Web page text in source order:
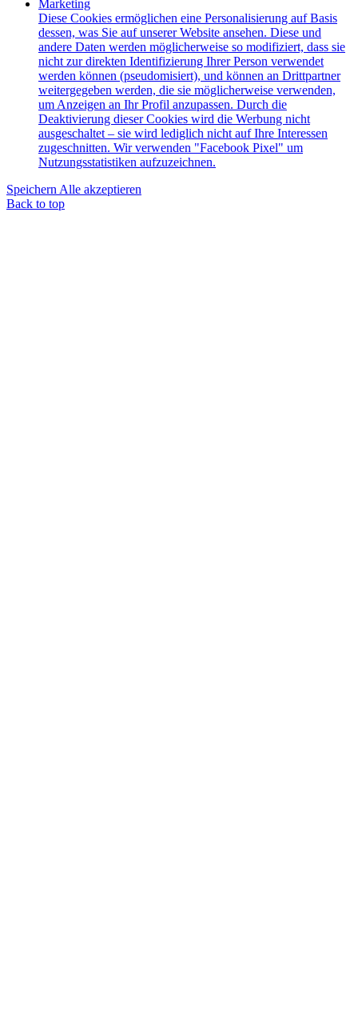
Marketing
Diese Cookies ermöglichen eine Personalisierung auf Basis
dessen, was Sie auf unserer Website ansehen. Diese und
andere Daten werden möglicherweise so modifiziert, dass sie
nicht zur direkten Identifizierung Ihrer Person verwendet
werden können (pseudomisiert), und können an Drittpartner
weitergegeben werden, die sie möglicherweise verwenden,
um Anzeigen an Ihr Profil anzupassen. Durch die
Deaktivierung dieser Cookies wird die Werbung nicht
ausgeschaltet – sie wird lediglich nicht auf Ihre Interessen
zugeschnitten. Wir verwenden "Facebook Pixel" um
Nutzungsstatistiken aufzuzeichnen.
Speichern Alle akzeptieren
Back to top